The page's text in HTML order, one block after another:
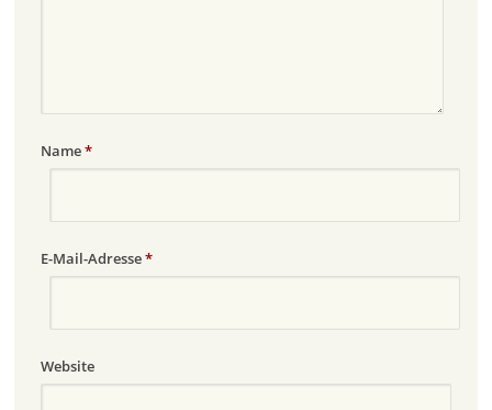
Name*
E-Mail-Adresse*
Website